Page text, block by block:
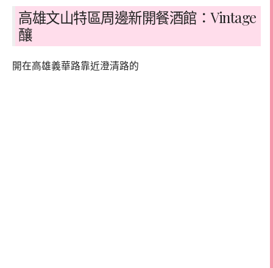
高雄文山特區周邊新開餐酒館：Vintage
釀
開在高雄義華路靠近澄清路的